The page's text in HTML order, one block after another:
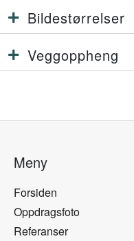
Bildestørrelser
Veggoppheng
Meny
Forsiden
Oppdragsfoto
Referanser